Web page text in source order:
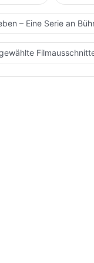
wirst du
oder
Leben führst,
dein
Übe, die
– Eine Serie an